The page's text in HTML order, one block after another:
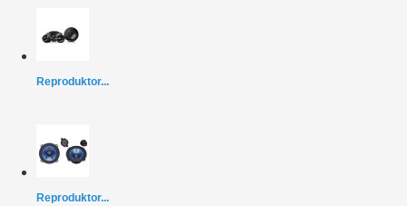
Reproduktor...
Reproduktor...